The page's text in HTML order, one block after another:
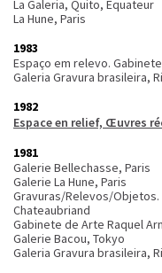
La Galeria, Quito, Equateur
La Hune, Paris
1983
Espaço em relevo.
Galeria Gravura brasileira,
1982
Espace en relief, Œuvres
1981
Galerie Bellechasse, Paris
Galerie La Hune, Paris
Gravuras/Relevos/Objetos.
Chateaubriand
Gabinete de Arte Raquel
Galerie Bacou, Tokyo
Galeria Gravura brasileira,